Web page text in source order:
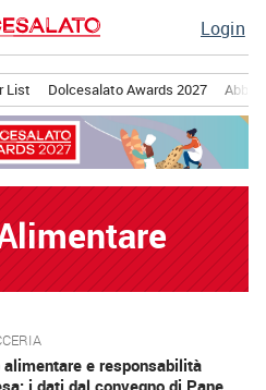
Login
List Dolcesalato Awards 2027
alimentare e responsabilità